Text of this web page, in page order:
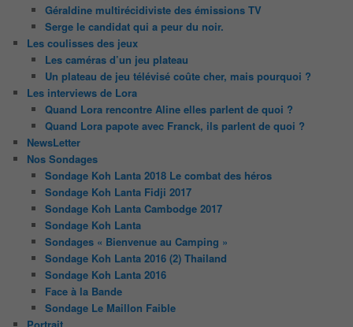
Géraldine multirécidiviste des émissions TV
Serge le candidat qui a peur du noir.
Les coulisses des jeux
Les caméras d’un jeu plateau
Un plateau de jeu télévisé coûte cher, mais pourquoi ?
Les interviews de Lora
Quand Lora rencontre Aline elles parlent de quoi ?
Quand Lora papote avec Franck, ils parlent de quoi ?
NewsLetter
Nos Sondages
Sondage Koh Lanta 2018 Le combat des héros
Sondage Koh Lanta Fidji 2017
Sondage Koh Lanta Cambodge 2017
Sondage Koh Lanta
Sondages « Bienvenue au Camping »
Sondage Koh Lanta 2016 (2) Thailand
Sondage Koh Lanta 2016
Face à la Bande
Sondage Le Maillon Faible